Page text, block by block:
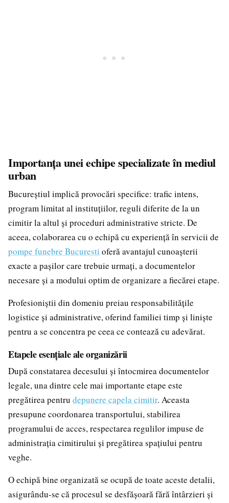
Importanța unei echipe specializate în mediul
urban
Bucureștiul implică provocări specifice: trafic intens,
program limitat al instituțiilor, reguli diferite de la un
cimitir la altul și proceduri administrative stricte. De
aceea, colaborarea cu o echipă cu experiență în servicii de
pompe funebre Bucuresti oferă avantajul cunoașterii
exacte a pașilor care trebuie urmați, a documentelor
necesare și a modului optim de organizare a fiecărei etape.
Profesioniștii din domeniu preiau responsabilitățile
logistice și administrative, oferind familiei timp și liniște
pentru a se concentra pe ceea ce contează cu adevărat.
Etapele esențiale ale organizării
După constatarea decesului și întocmirea documentelor
legale, una dintre cele mai importante etape este
pregătirea pentru depunere capela cimitir. Aceasta
presupune coordonarea transportului, stabilirea
programului de acces, respectarea regulilor impuse de
administrația cimitirului și pregătirea spațiului pentru
veghe.
O echipă bine organizată se ocupă de toate aceste detalii,
asigurându-se că procesul se desfășoară fără întârzieri și